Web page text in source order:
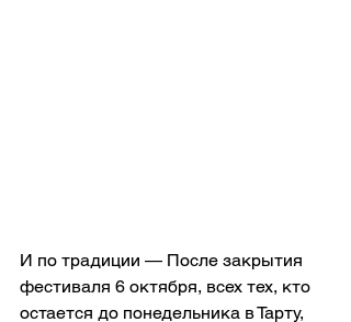
И по традиции — После закрытия
фестиваля 6 октября, всех тех, кто
остается до понедельника в Тарту,